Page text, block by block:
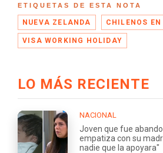
ETIQUETAS DE ESTA NOTA
NUEVA ZELANDA CHILENOS
VISA WORKING HOLIDAY
LO MÁS RECIENTE
NACIONAL
Joven que fue
empatiza con su
nadie que la apoyara"